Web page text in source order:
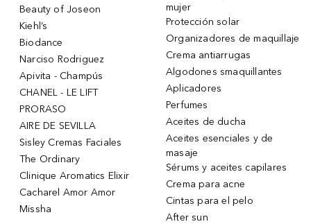
Beauty of Joseon
Kiehl’s
Biodance
Narciso Rodriguez
Apivita - Champús
CHANEL - LE LIFT
PRORASO
AIRE DE SEVILLA
Sisley Cremas Faciales
The Ordinary
Clinique Aromatics Elixir
Cacharel Amor Amor
Missha
mujer
Protección solar
Organizadores de maquillaje
Crema antiarrugas
Algodones smaquillantes
Aplicadores
Perfumes
Aceites de ducha
Aceites esenciales y de
masaje
Sérums y aceites capilares
Crema para acne
Cintas para el pelo
After sun